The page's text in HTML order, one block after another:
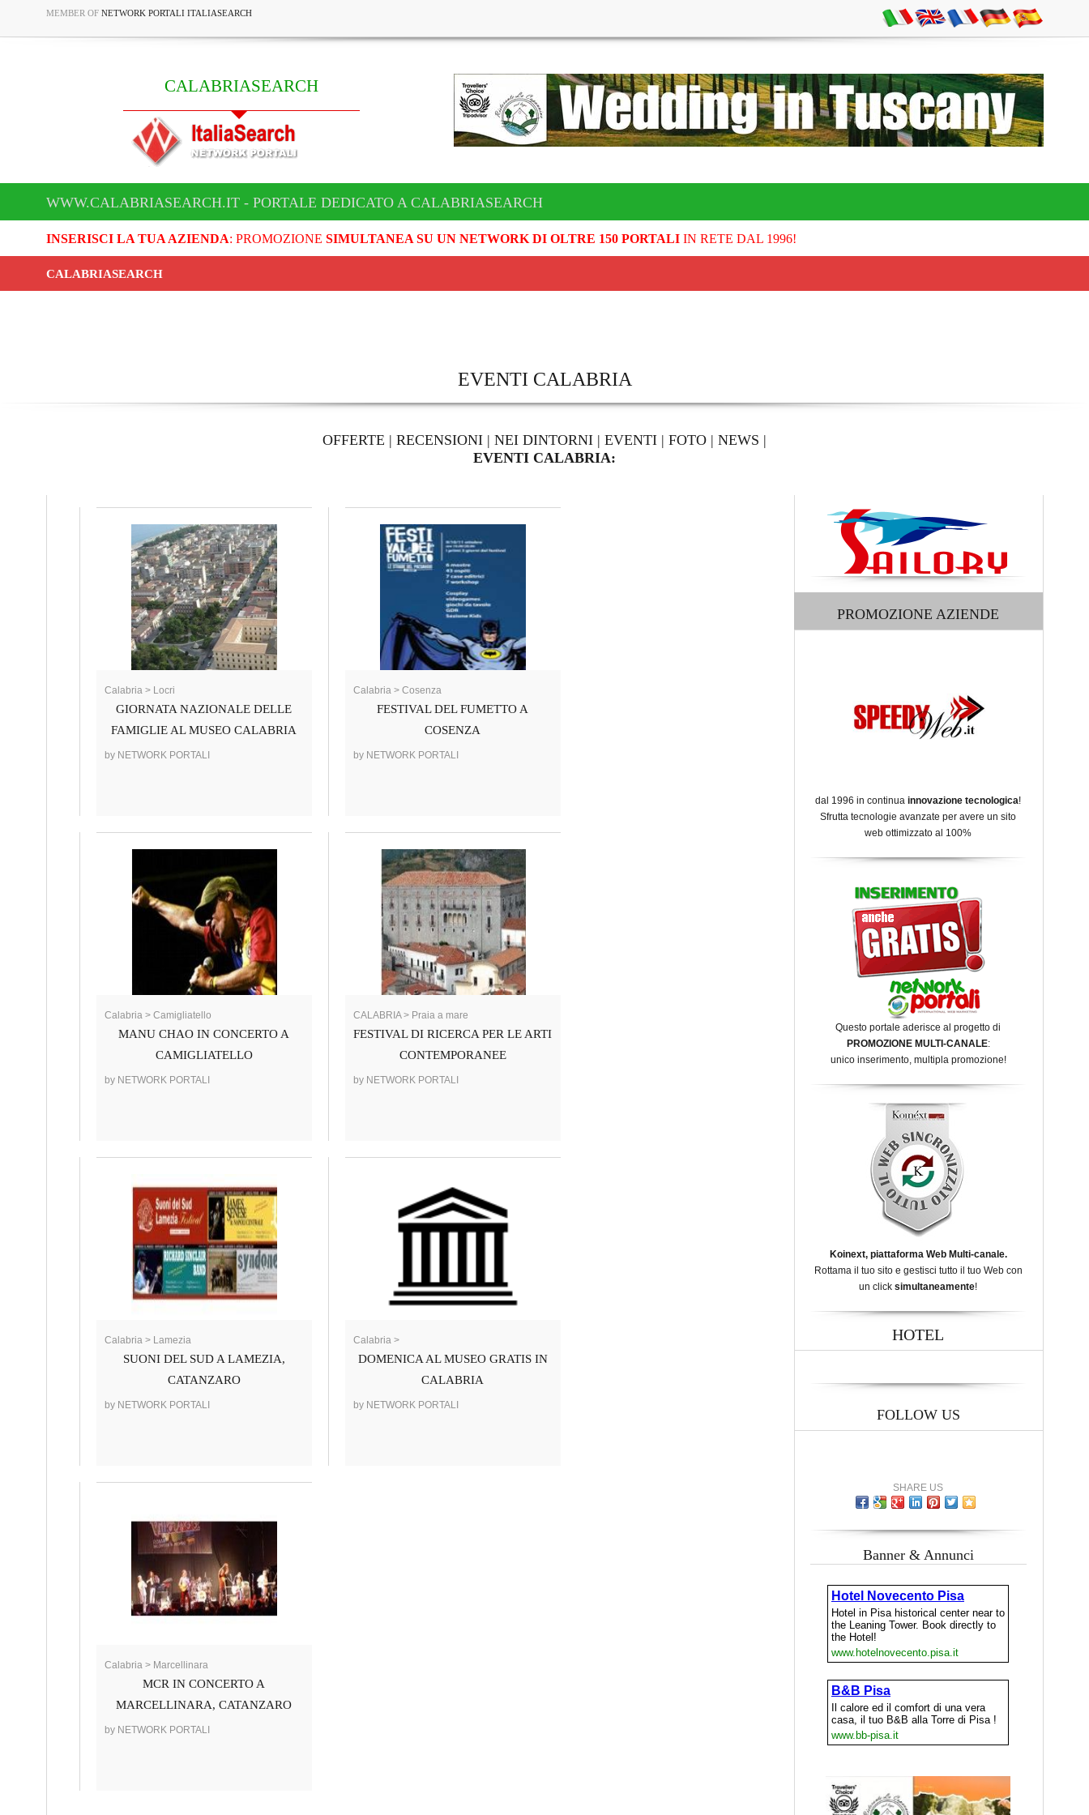
MEMBER OF NETWORK PORTALI ITALIASEARCH
CALABRIASEARCH
WWW.CALABRIASEARCH.IT - PORTALE DEDICATO A CALABRIASEARCH
INSERISCI LA TUA AZIENDA: PROMOZIONE SIMULTANEA SU UN NETWORK DI OLTRE 150 PORTALIIN RETE DAL 1996!
CALABRIASEARCH
EVENTI CALABRIA
OFFERTE | RECENSIONI | NEI DINTORNI | EVENTI | FOTO | NEWS |
EVENTI CALABRIA:
Calabria > Locri
GIORNATA NAZIONALE DELLE
FAMIGLIE AL MUSEO CALABRIA
by NETWORK PORTALI
Calabria > Cosenza
FESTIVAL DEL FUMETTO A
COSENZA
by NETWORK PORTALI
Calabria > Camigliatello
MANU CHAO IN CONCERTO A
CAMIGLIATELLO
by NETWORK PORTALI
CALABRIA > Praia a mare
FESTIVAL DI RICERCA PER LE ARTI
CONTEMPORANEE
by NETWORK PORTALI
Calabria > Lamezia
SUONI DEL SUD A LAMEZIA,
CATANZARO
by NETWORK PORTALI
Calabria >
DOMENICA AL MUSEO GRATIS IN
CALABRIA
by NETWORK PORTALI
Calabria > Marcellinara
MCR IN CONCERTO A
MARCELLINARA, CATANZARO
by NETWORK PORTALI
PROMOZIONE AZIENDE
dal 1996 in continua innovazione tecnologica!
Sfrutta tecnologie avanzate per avere un sito
web ottimizzato al 100%
Questo portale aderisce al progetto di
PROMOZIONE MULTI-CANALE:
unico inserimento, multipla promozione!
Koinext, piattaforma Web Multi-canale.
Rottama il tuo sito e gestisci tutto il tuo Web con
un click simultaneamente!
HOTEL
FOLLOW US
SHARE US
Banner & Annunci